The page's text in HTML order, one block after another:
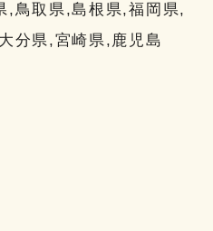
,鳥取県,島根県,福岡県,
分県,宮崎県,鹿児島